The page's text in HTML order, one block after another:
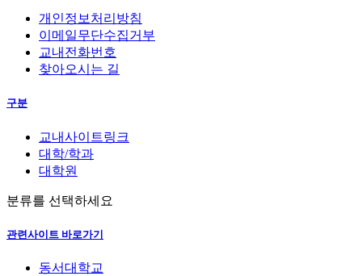
개인정보처리방침
이메일무단수집거부
교내전화번호
찾아오시는 길
구분
교내사이트링크
대학/학과
대학원
분류를 선택하세요
관련사이트 바로가기
동서대학교